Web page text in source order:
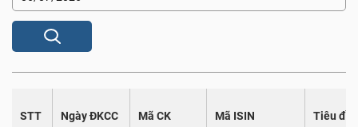
STT Ngày ĐKCC Mã CK Mã ISIN Tiêu đề